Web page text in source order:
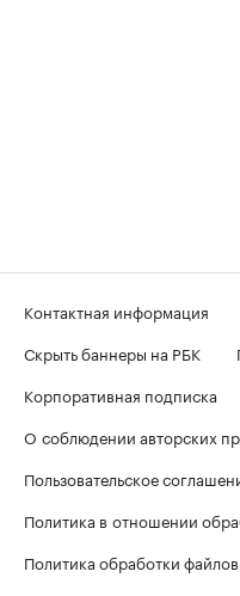
Контактная информация
Скрыть баннеры на РБК
Корпоративная подписка
О соблюдении авторских
Пользовательское
Политика в отношении
Политика обработки